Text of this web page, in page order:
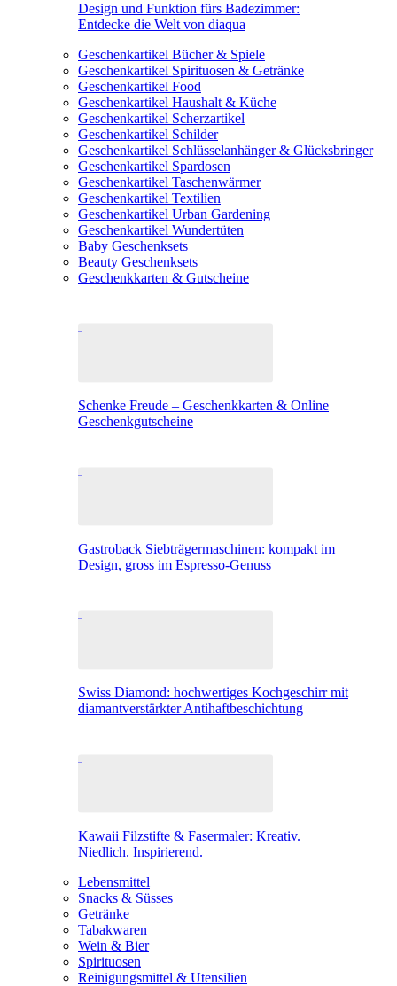
Design und Funktion fürs Badezimmer:
Entdecke die Welt von diaqua
Geschenkartikel Bücher & Spiele
Geschenkartikel Spirituosen & Getränke
Geschenkartikel Food
Geschenkartikel Haushalt & Küche
Geschenkartikel Scherzartikel
Geschenkartikel Schilder
Geschenkartikel Schlüsselanhänger & Glücksbringer
Geschenkartikel Spardosen
Geschenkartikel Taschenwärmer
Geschenkartikel Textilien
Geschenkartikel Urban Gardening
Geschenkartikel Wundertüten
Baby Geschenksets
Beauty Geschenksets
Geschenkkarten & Gutscheine
Schenke Freude – Geschenkkarten & Online
Geschenkgutscheine
Gastroback Siebträgermaschinen: kompakt im
Design, gross im Espresso-Genuss
Swiss Diamond: hochwertiges Kochgeschirr mit
diamantverstärkter Antihaftbeschichtung
Kawaii Filzstifte & Fasermaler: Kreativ.
Niedlich. Inspirierend.
Lebensmittel
Snacks & Süsses
Getränke
Tabakwaren
Wein & Bier
Spirituosen
Reinigungsmittel & Utensilien